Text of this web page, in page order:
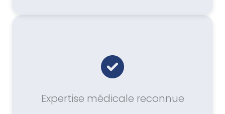
Expertise médicale reconnue